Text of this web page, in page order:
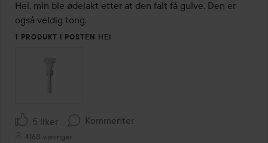
av
5
Hei, min ble ødelakt etter at den falt få gulve. Den er
også veldig tong.
1 PRODUKT I POSTEN HEI
5 liker Kommenter
4160 visninger